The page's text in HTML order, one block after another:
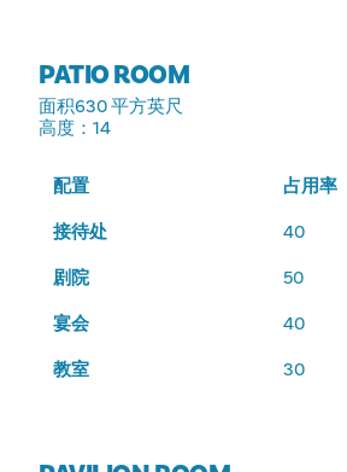
PATIO ROOM
面积630 平方英尺
高度 ：14
配置 占用率
接待处 40
剧院 50
宴会 40
教室 30